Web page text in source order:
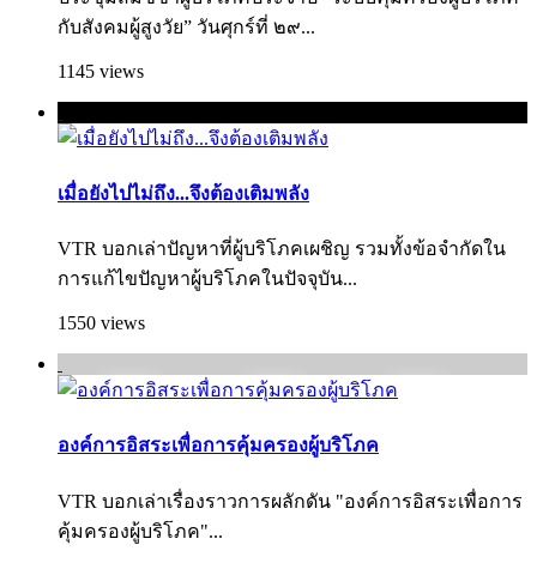
กับสังคมผู้สูงวัย” วันศุกร์ที่ ๒๙...
1145 views
เมื่อยังไปไม่ถึง...จึงต้องเติมพลัง
VTR บอกเล่าปัญหาที่ผู้บริโภคเผชิญ รวมทั้งข้อจำกัดใน
การแก้ไขปัญหาผู้บริโภคใ­นปัจจุบัน...
1550 views
องค์การอิสระเพื่อการคุ้มครองผู้บริโภค
VTR บอกเล่าเรื่องราวการผลักดัน "องค์การอิสระเพื่อการ
คุ้มครองผู้บริ­โภค"...